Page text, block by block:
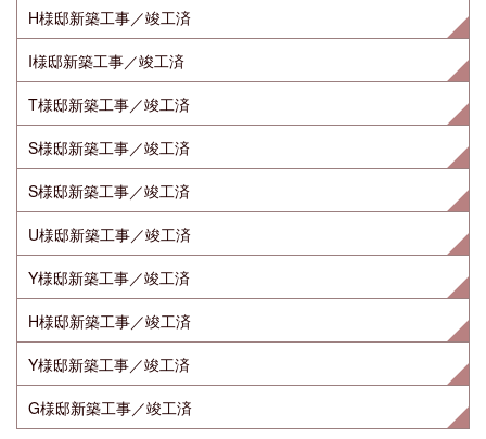
H様邸新築工事／竣工済
I様邸新築工事／竣工済
T様邸新築工事／竣工済
S様邸新築工事／竣工済
S様邸新築工事／竣工済
U様邸新築工事／竣工済
Y様邸新築工事／竣工済
H様邸新築工事／竣工済
Y様邸新築工事／竣工済
G様邸新築工事／竣工済